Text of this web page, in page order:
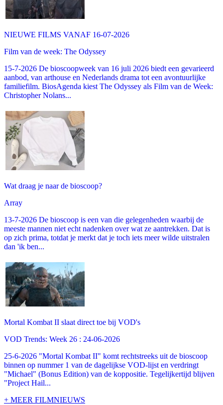
NIEUWE FILMS VANAF 16-07-2026
Film van de week: The Odyssey
15-7-2026 De bioscoopweek van 16 juli 2026 biedt een gevarieerd
aanbod, van arthouse en Nederlands drama tot een avontuurlijke
familiefilm. BiosAgenda kiest The Odyssey als Film van de Week:
Christopher Nolans...
Wat draag je naar de bioscoop?
Array
13-7-2026 De bioscoop is een van die gelegenheden waarbij de
meeste mannen niet echt nadenken over wat ze aantrekken. Dat is
op zich prima, totdat je merkt dat je toch iets meer wilde uitstralen
dan 'ik ben...
Mortal Kombat II slaat direct toe bij VOD's
VOD Trends: Week 26 : 24-06-2026
25-6-2026 "Mortal Kombat II" komt rechtstreeks uit de bioscoop
binnen op nummer 1 van de dagelijkse VOD-lijst en verdringt
"Michael" (Bonus Edition) van de koppositie. Tegelijkertijd blijven
"Project Hail...
+ MEER FILMNIEUWS